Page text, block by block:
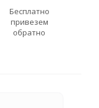
Бесплатно
привезем
обратно